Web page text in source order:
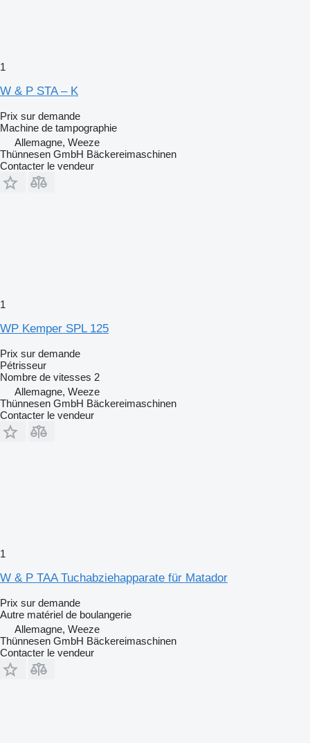
1
W & P STA – K
Prix sur demande
Machine de tampographie
Allemagne, Weeze
Thünnesen GmbH Bäckereimaschinen
Contacter le vendeur
1
WP Kemper SPL 125
Prix sur demande
Pétrisseur
Nombre de vitesses 2
Allemagne, Weeze
Thünnesen GmbH Bäckereimaschinen
Contacter le vendeur
1
W & P TAA Tuchabziehapparate für Matador
Prix sur demande
Autre matériel de boulangerie
Allemagne, Weeze
Thünnesen GmbH Bäckereimaschinen
Contacter le vendeur